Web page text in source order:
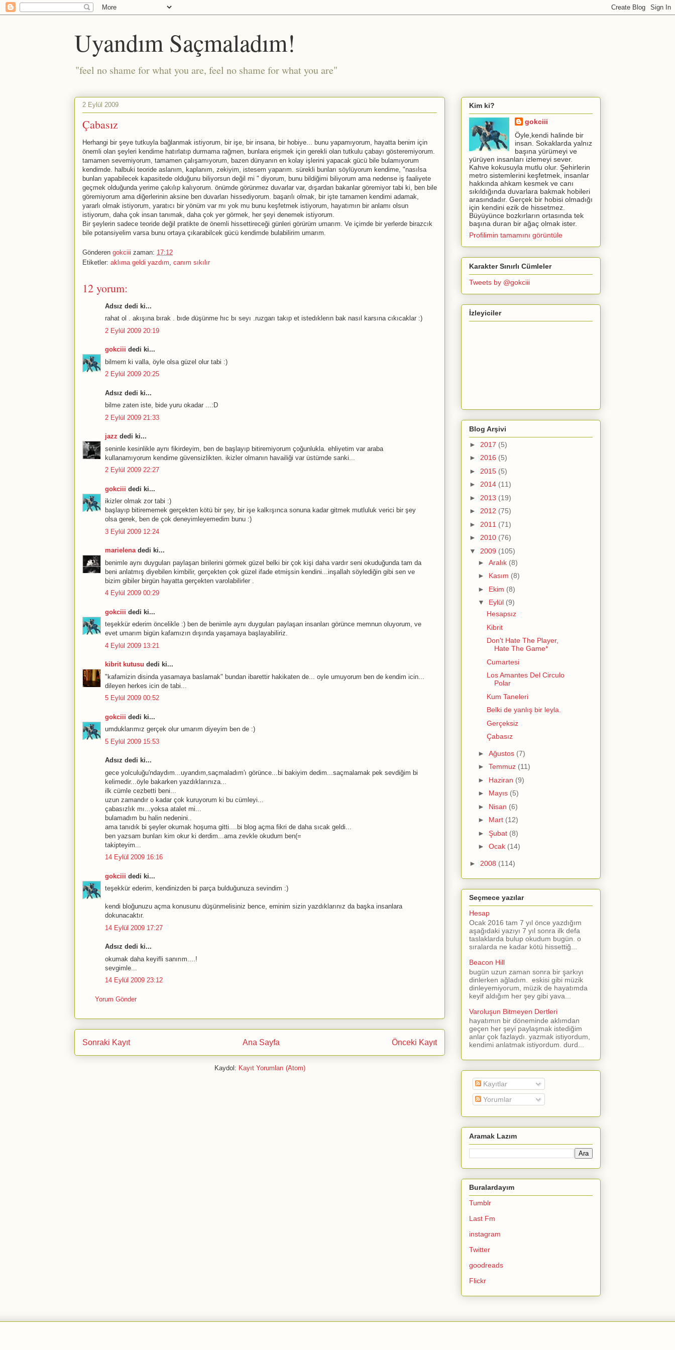
Uyandım Saçmaladım!
"feel no shame for what you are, feel no shame for what you are"
2 Eylül 2009
Çabasız
Herhangi bir şeye tutkuyla bağlanmak istiyorum, bir işe, bir insana, bir hobiye... bunu yapamıyorum, hayatta benim için
önemli olan şeyleri kendime hatırlatıp durmama rağmen, bunlara erişmek için gerekli olan tutkulu çabayı gösteremiyorum.
tamamen sevemiyorum, tamamen çalışamıyorum, bazen dünyanın en kolay işlerini yapacak gücü bile bulamıyorum
kendimde. halbuki teoride aslanım, kaplanım, zekiyim, istesem yaparım. sürekli bunları söylüyorum kendime, "nasılsa
bunları yapabilecek kapasitede olduğunu biliyorsun değil mi " diyorum, bunu bildiğimi biliyorum ama nedense iş faaliyete
geçmek olduğunda yerime çakılıp kalıyorum. önümde görünmez duvarlar var, dışardan bakanlar göremiyor tabi ki, ben bile
göremiyorum ama diğerlerinin aksine ben duvarları hissediyorum. başarılı olmak, bir işte tamamen kendimi adamak,
yararlı olmak istiyorum, yaratıcı bir yönüm var mı yok mu bunu keşfetmek istiyorum, hayatımın bir anlamı olsun
istiyorum, daha çok insan tanımak, daha çok yer görmek, her şeyi denemek istiyorum.
Bir şeylerin sadece teoride değil pratikte de önemli hissettireceği günleri görürüm umarım. Ve içimde bir yerlerde birazcık
bile potansiyelim varsa bunu ortaya çıkarabilcek gücü kendimde bulabilirim umarım.
Gönderen gokciii zaman: 17:12
Etiketler: aklıma geldi yazdım canım sıkılır
12 yorum:
Adsız dedi ki...
rahat ol . akışına bırak . bıde düşünme hıc bı seyı .ruzgarı takıp et istedıklerın bak nasıl karsına cıkıcaklar :)
2 Eylül 2009 20:19
gokciii dedi ki...
bilmem ki valla, öyle olsa güzel olur tabi :)
2 Eylül 2009 20:25
Adsız dedi ki...
bilme zaten iste, bide yuru okadar ...:D
2 Eylül 2009 21:33
jazz dedi ki...
seninle kesinlikle aynı fikirdeyim, ben de başlayıp bitiremiyorum çoğunlukla. ehliyetim var araba
kullanamıyorum kendime güvensizlikten. ikizler olmanın havailiği var üstümde sanki...
2 Eylül 2009 22:27
gokciii dedi ki...
ikizler olmak zor tabi :)
başlayıp bitirememek gerçekten kötü bir şey, bir işe kalkışınca sonuna kadar gitmek mutluluk verici bir şey
olsa gerek, ben de çok deneyimleyemedim bunu :)
3 Eylül 2009 12:24
marielenadedi ki...
benimle aynı duyguları paylaşan birilerini görmek güzel belki bir çok kişi daha vardır seni okuduğunda tam da
beni anlatmış diyebilen kimbilir, gerçekten çok güzel ifade etmişsin kendini...inşallah söylediğin gibi sen ve
bizim gibiler birgün hayatta gerçekten varolabilirler .
4 Eylül 2009 00:29
gokciii dedi ki...
teşekkür ederim öncelikle :) ben de benimle aynı duyguları paylaşan insanları görünce memnun oluyorum, ve
evet umarım bigün kafamızın dışında yaşamaya başlayabiliriz.
4 Eylül 2009 13:21
kibrit kutusu dedi ki...
"kafamizin disinda yasamaya baslamak" bundan ibarettir hakikaten de... oyle umuyorum ben de kendim icin...
dileyen herkes icin de tabi...
5 Eylül 2009 00:52
gokciii dedi ki...
umduklarımız gerçek olur umarım diyeyim ben de :)
5 Eylül 2009 15:53
Adsız dedi ki...
gece yolculuğu'ndaydım...uyandım,saçmaladım'ı görünce...bi bakiyim dedim...saçmalamak pek sevdiğim bi
kelimedir...öyle bakarken yazdıklarınıza...
ilk cümle cezbetti beni...
uzun zamandır o kadar çok kuruyorum ki bu cümleyi...
çabasızlık mı...yoksa atalet mi...
bulamadım bu halin nedenini..
ama tanıdık bi şeyler okumak hoşuma gitti....bi blog açma fikri de daha sıcak geldi...
ben yazsam bunları kim okur ki derdim...ama zevkle okudum ben(=
takipteyim...
14 Eylül 2009 16:16
gokciii dedi ki...
teşekkür ederim, kendinizden bi parça bulduğunuza sevindim :)
kendi bloğunuzu açma konusunu düşünmelisiniz bence, eminim sizin yazdıklarınız da başka insanlara
dokunacaktır.
14 Eylül 2009 17:27
Adsız dedi ki...
okumak daha keyifli sanırım....!
sevgimle...
14 Eylül 2009 23:12
Yorum Gönder
Sonraki Kayıt Önceki Kayıt
Ana Sayfa
Kaydol: Kayıt Yorumları (Atom)
Kim ki?
gokciii
Öyle,kendi halinde bir
insan. Sokaklarda yalnız
başına yürümeyi ve
yürüyen insanları izlemeyi sever.
Kahve kokusuyla mutlu olur. Şehirlerin
metro sistemlerini keşfetmek, insanlar
hakkında ahkam kesmek ve canı
sıkıldığında duvarlara bakmak hobileri
arasındadır. Gerçek bir hobisi olmadığı
için kendini ezik de hissetmez.
Büyüyünce bozkırların ortasında tek
başına duran bir ağaç olmak ister.
Profilimin tamamını görüntüle
Karakter Sınırlı Cümleler
Tweets by @gokciii
İzleyiciler
Blog Arşivi
► 2017 (5)
► 2016 (5)
► 2015 (5)
► 2014 (11)
► 2013 (19)
► 2012 (75)
► 2011 (71)
► 2010 (76)
▼ 2009 (105)
► Aralık (8)
► Kasım (8)
► Ekim (8)
▼ Eylül (9)
Hesapsız
Kibrit
Don't Hate The Player,
Hate The Game*
Cumartesi
Los Amantes Del Circulo
Polar
Kum Taneleri
Belki de yanlış bir leyla.
Gerçeksiz
Çabasız
► Ağustos (7)
► Temmuz (11)
► Haziran (9)
► Mayıs (5)
► Nisan (6)
► Mart (12)
► Şubat (8)
► Ocak (14)
► 2008 (114)
Seçmece yazılar
Hesap
Ocak 2016 tam 7 yıl önce yazdığım
aşağıdaki yazıyı 7 yıl sonra ilk defa
taslaklarda bulup okudum bugün. o
sıralarda ne kadar kötü hissettiğ...
Beacon Hill
bugün uzun zaman sonra bir şarkıyı
dinlerken ağladım. eskisi gibi müzik
dinleyemiyorum, müzik de hayatımda
keyif aldığım her şey gibi yava...
Varoluşun Bitmeyen Dertleri
hayatımın bir döneminde aklımdan
geçen her şeyi paylaşmak istediğim
anlar çok fazlaydı. yazmak istiyordum,
kendimi anlatmak istiyordum. durd...
Kayıtlar
Yorumlar
Aramak Lazım
Buralardayım
Tumblr
Last Fm
instagram
Twitter
goodreads
Flickr